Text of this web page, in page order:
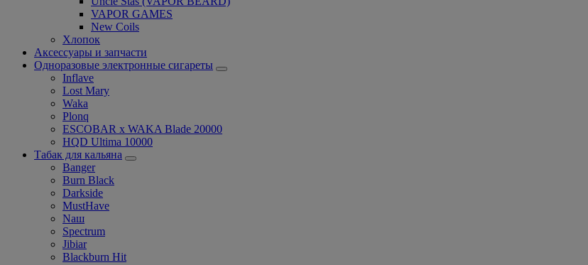
VAPOR GAMES
New Coils
Хлопок
Аксессуары и запчасти
Одноразовые электронные сигареты
Inflave
Lost Mary
Waka
Plonq
ESCOBAR x WAKA Blade 20000
HQD Ultima 10000
Табак для кальяна
Banger
Burn Black
Darkside
MustHave
Nаш
Spectrum
Jibiar
Blackburn Hit